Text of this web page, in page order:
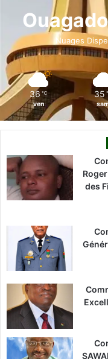
o
k
Nuages
36 ℃
ven
35
des